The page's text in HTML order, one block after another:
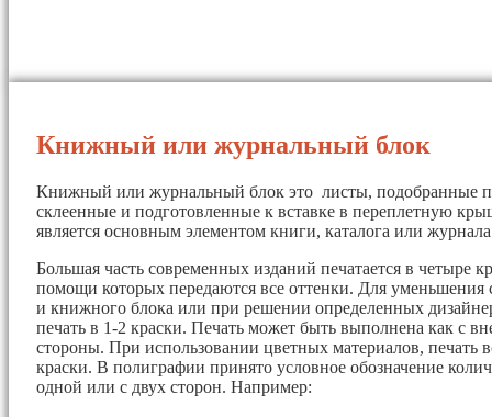
Книжный или журнальный блок
Книжный или журнальный блок это листы, подобранные
склеенные и подготовленные к вставке в переплетную
является основным элементом книги, каталога или
Большая часть современных изданий печатается в четыре
помощи которых передаются все оттенки. Для уменьшения
и книжного блока или при решении определенных
печать в 1-2 краски. Печать может быть выполнена как с
стороны. При использовании цветных материалов, печать
краски. В полиграфии принято условное обозначение
одной или с двух сторон. Например: